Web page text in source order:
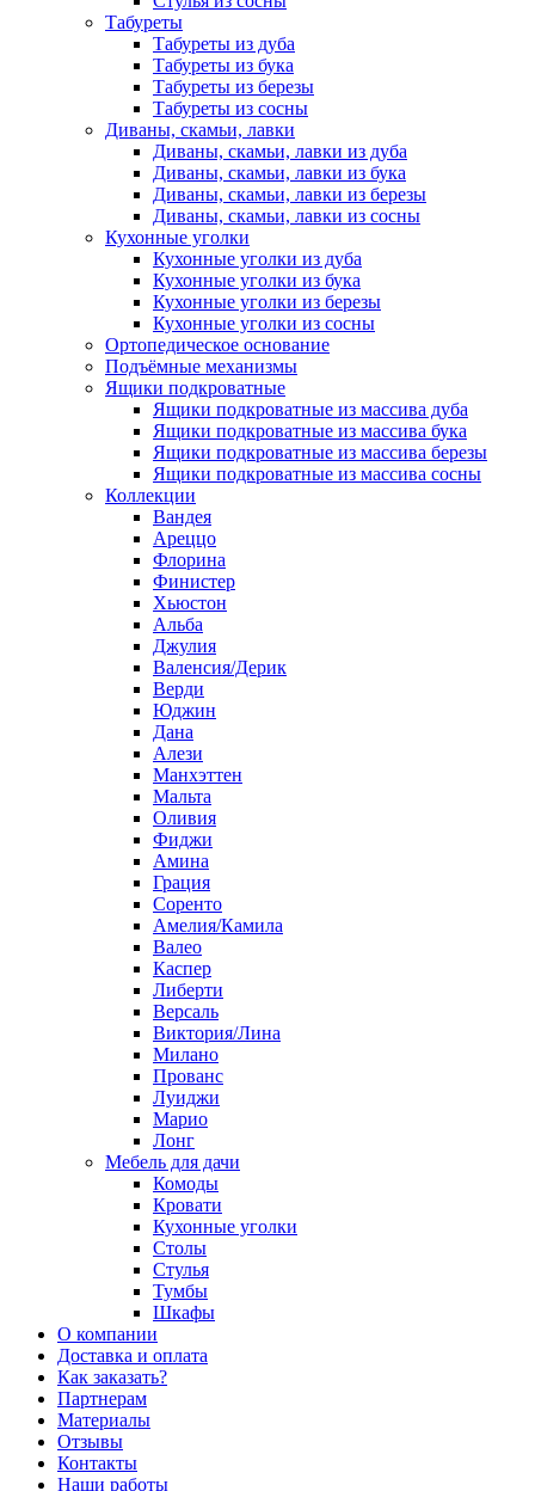
Табуреты
Табуреты из дуба
Табуреты из бука
Табуреты из березы
Табуреты из сосны
Диваны, скамьи, лавки
Диваны, скамьи, лавки из дуба
Диваны, скамьи, лавки из бука
Диваны, скамьи, лавки из березы
Диваны, скамьи, лавки из сосны
Кухонные уголки
Кухонные уголки из дуба
Кухонные уголки из бука
Кухонные уголки из березы
Кухонные уголки из сосны
Ортопедическое основание
Подъёмные механизмы
Ящики подкроватные
Ящики подкроватные из массива дуба
Ящики подкроватные из массива бука
Ящики подкроватные из массива березы
Ящики подкроватные из массива сосны
Коллекции
Вандея
Ареццо
Флорина
Финистер
Хьюстон
Альба
Джулия
Валенсия/Дерик
Верди
Юджин
Дана
Алези
Манхэттен
Мальта
Оливия
Фиджи
Амина
Грация
Соренто
Амелия/Камила
Валео
Каспер
Либерти
Версаль
Виктория/Лина
Милано
Прованс
Луиджи
Марио
Лонг
Мебель для дачи
Комоды
Кровати
Кухонные уголки
Столы
Стулья
Тумбы
Шкафы
О компании
Доставка и оплата
Как заказать?
Партнерам
Материалы
Отзывы
Контакты
Наши работы